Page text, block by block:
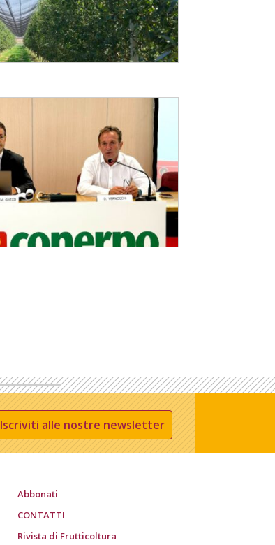
Iscriviti alle nostre newsletter
Abbonati
CONTATTI
Rivista di Frutticoltura